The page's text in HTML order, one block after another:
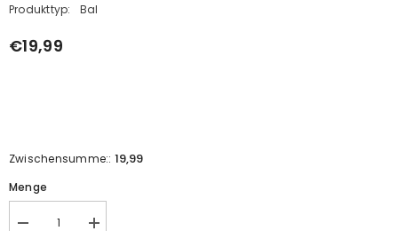
Produkttyp: Bal
€19,99
Zwischensumme:: 19,99
Menge